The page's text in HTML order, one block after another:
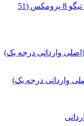
محافظ خودترمیم کنسول و مانیتور و کابین تیگو 8 پرومکس (51
2,500,000 تومان
وارداتی درجه یک)
2,400,000 تومان